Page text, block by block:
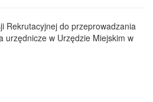
Rekrutacyjnej do przeprowadzania
urzędnicze w Urzędzie Miejskim w